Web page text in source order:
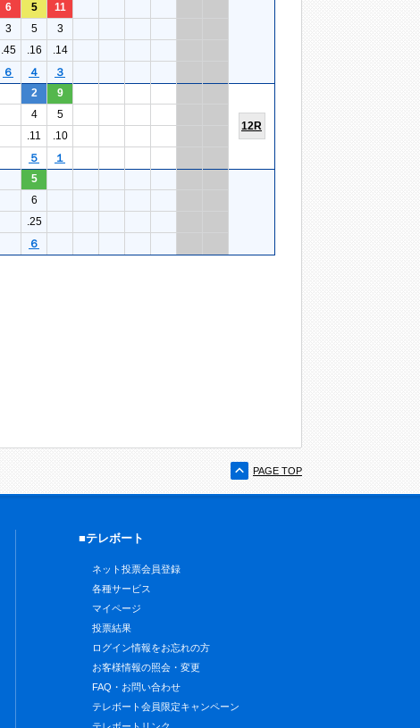
6 5
11
3 5
3
.45 .16
.14
６ ４ ３
2 9
12R
4
5
.11
.10
５ １
5
6
.25
６
PAGE TOP
■テレボート
ネット投票会員登録
各種サービス
マイページ
投票結果
ログイン情報をお忘れの方
お客様情報の照会・変更
FAQ・お問い合わせ
テレボート会員限定キャンペーン